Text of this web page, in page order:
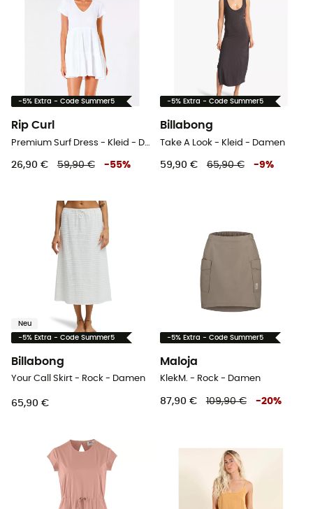
-5% Extra - Code Summer5
Rip Curl
26,90 € 59,90 € -55%
-5% Extra - Code Summer5
Billabong
Take A Look - Kleid - Damen
59,90 € 65,90 € -9%
Neu
-5% Extra - Code Summer5
Billabong
Your Call Skirt - Rock - Damen
65,90 €
-5% Extra - Code Summer5
Maloja
KlekM. - Rock - Damen
87,90 € 109,90 € -20%